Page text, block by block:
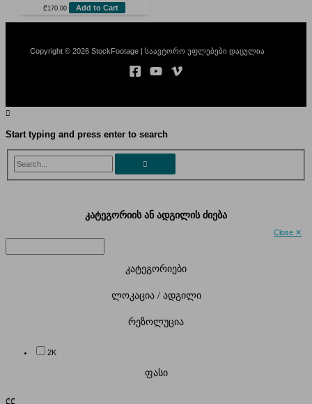
₾ 170.00 Add to Cart
Copyright © 2026 StockFootage | საავტორო უფლებები დაცულია
Start typing and press enter to search
Close ✕
კატეგორიის ან ადგილის ძიება
კატეგორიები
ლოკაცია / ადგილი
რეზოლუცია
2K
ფასი
₾₾